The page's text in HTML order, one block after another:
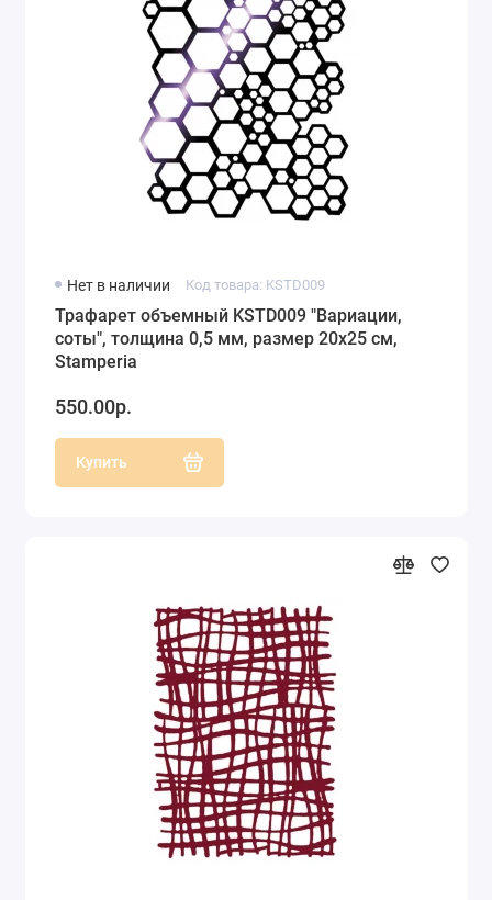
Нет в наличии Код товара: KSTD009
Трафарет объемный KSTD009 "Вариации,
соты", толщина 0,5 мм, размер 20х25 см,
Stamperia
550.00р.
Купить